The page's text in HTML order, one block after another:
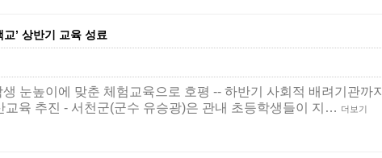
’ 상반기 교육 성료
눈높이에 맞춘 체험교육으로 호평 -- 하반기 사회적 배려기관까
교육 추진 - 서천군(군수 유승광)은 관내 초등학생들이 지… 더보기